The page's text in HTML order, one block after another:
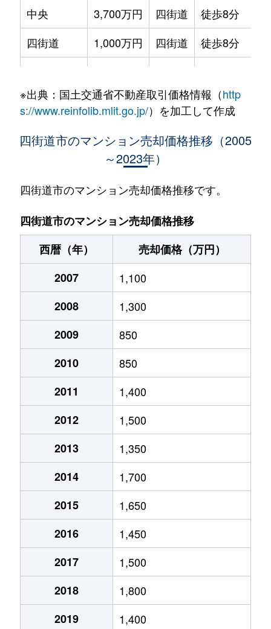
中央
3,700万円 四街道 徒歩8分
四街道
1,000万円 四街道 徒歩8分
四街道
1,500万円 四街道 徒歩12分
2,600万円 四街道
和良比
1,800万円 四街道 徒歩7分
和良比
2,100万円 四街道
※出典：国土交通省不動産取引価格情報（http
s://www.reinfolib.mlit.go.jp/）を加工して作成
四街道市のマンション売却価格推移（2005
～2023年）
四街道市のマンション売却価格推移です。
四街道市のマンション売却価格推移
西暦（年）
売却価格（万円）
2007
1,100
2008
1,300
2009
850
2010
850
2011
1,400
2012
1,500
2013
1,350
2014
1,700
2015
1,650
2016
1,450
2017
1,500
2018
1,800
2019
1,400